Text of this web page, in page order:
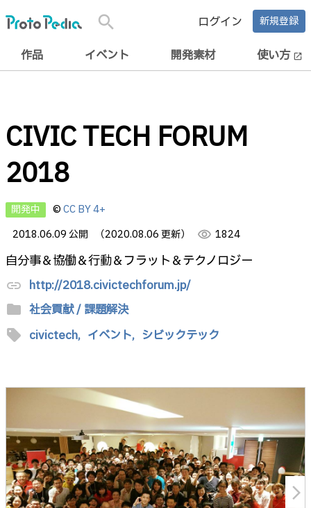
search ログイン 新規登録
作品 イベント 開発素材 使い方 open_in_new
CIVIC TECH FORUM
2018
開発中 ©CC BY 4+
2018.06.09 公開
（2020.08.06 更新） visibility 1824
自分事＆協働＆行動＆フラット＆テクノロジー
link http://2018.civictechforum.jp/
folder 社会貢献 / 課題解決
sell civictech, イベント, シビックテック
arrow_forward_ios